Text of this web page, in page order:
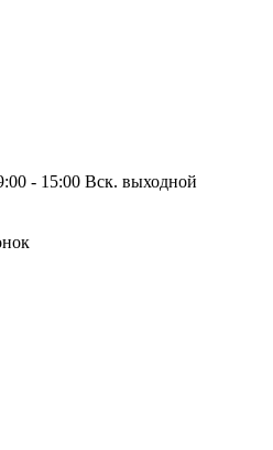
- 15:00 Вск. выходной